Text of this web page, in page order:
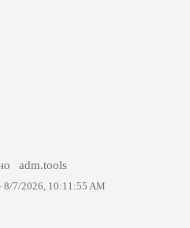
adm.tools
8/7/2026, 10:11:55 AM